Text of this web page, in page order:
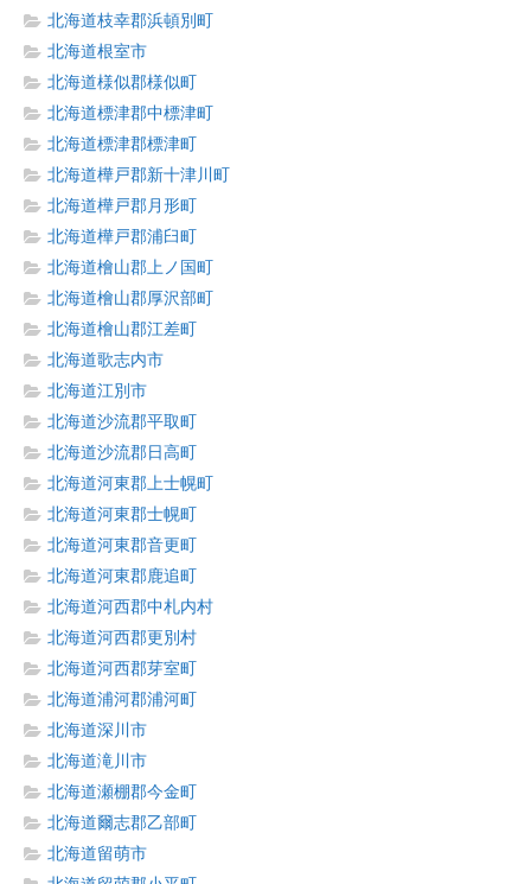
北海道枝幸郡浜頓別町
北海道根室市
北海道様似郡様似町
北海道標津郡中標津町
北海道標津郡標津町
北海道樺戸郡新十津川町
北海道樺戸郡月形町
北海道樺戸郡浦臼町
北海道檜山郡上ノ国町
北海道檜山郡厚沢部町
北海道檜山郡江差町
北海道歌志内市
北海道江別市
北海道沙流郡平取町
北海道沙流郡日高町
北海道河東郡上士幌町
北海道河東郡士幌町
北海道河東郡音更町
北海道河東郡鹿追町
北海道河西郡中札内村
北海道河西郡更別村
北海道河西郡芽室町
北海道浦河郡浦河町
北海道深川市
北海道滝川市
北海道瀬棚郡今金町
北海道爾志郡乙部町
北海道留萌市